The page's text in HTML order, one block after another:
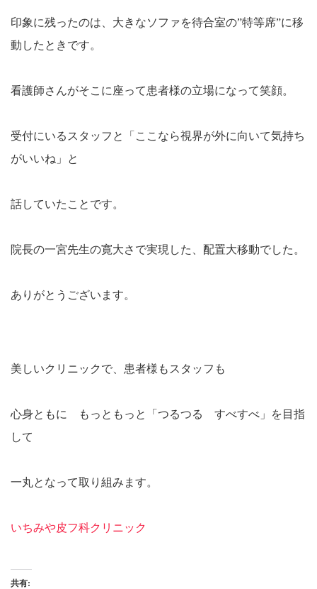
印象に残ったのは、大きなソファを待合室の”特等席”に移
動したときです。
看護師さんがそこに座って患者様の立場になって笑顔。
受付にいるスタッフと「ここなら視界が外に向いて気持ち
がいいね」と
話していたことです。
院長の一宮先生の寛大さで実現した、配置大移動でした。
ありがとうございます。
美しいクリニックで、患者様もスタッフも
心身ともに もっともっと「つるつる すべすべ」を目指
して
一丸となって取り組みます。
いちみや皮フ科クリニック
共有: